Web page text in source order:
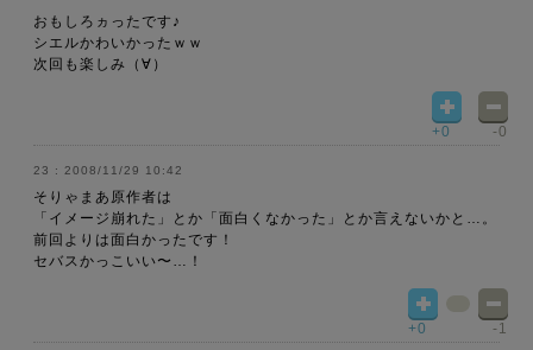
おもしろヵったです♪
シエルかわいかったｗｗ
次回も楽しみ（∀）
+0 -0
2008/11/29 10:42
そりゃまあ原作者は
「イメージ崩れた」とか「面白くなかった」とか言えないかと…。
前回よりは面白かったです！
セバスかっこいい〜…！
+0 -1